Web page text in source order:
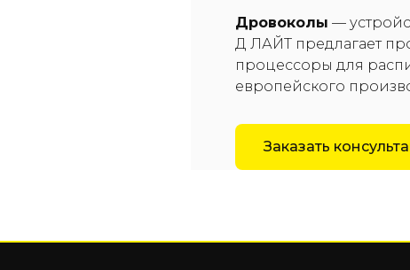
Дровоколы —
Д ЛАЙТ предлагает
процессоры для
европейского
Заказать